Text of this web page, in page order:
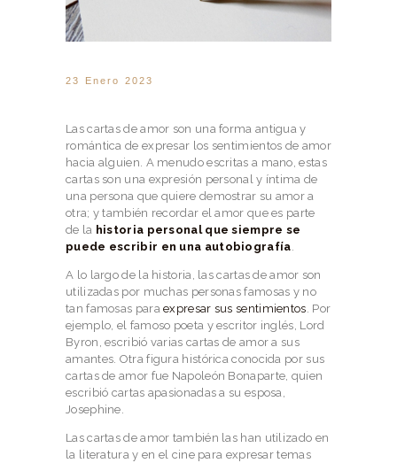
23 Enero 2023
Las cartas de amor son una forma antigua y
romántica de expresar los sentimientos de amor
hacia alguien. A menudo escritas a mano, estas
cartas son una expresión personal y íntima de
una persona que quiere demostrar su amor a
otra; y también recordar el amor que es parte
de la historia personal que siempre se
puede escribir en una autobiografía.
A lo largo de la historia, las cartas de amor son
utilizadas por muchas personas famosas y no
tan famosas paraexpresar sus sentimientos. Por
ejemplo, el famoso poeta y escritor inglés, Lord
Byron, escribió varias cartas de amor a sus
amantes. Otra figura histórica conocida por sus
cartas de amor fue Napoleón Bonaparte, quien
escribió cartas apasionadas a su esposa,
Josephine.
Las cartas de amor también las han utilizado en
la literatura y en el cine para expresar temas